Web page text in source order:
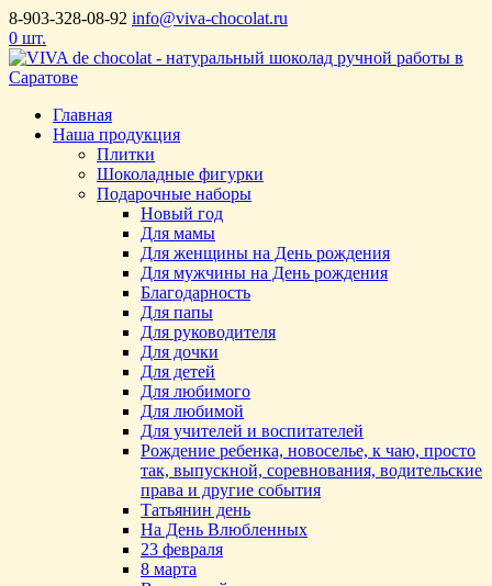
8-903-328-08-92 info@viva-chocolat.ru
0 шт.
Главная
Наша продукция
Плитки
Шоколадные фигурки
Подарочные наборы
Новый год
Для мамы
Для женщины на День рождения
Для мужчины на День рождения
Благодарность
Для папы
Для руководителя
Для дочки
Для детей
Для любимого
Для любимой
Для учителей и воспитателей
Рождение ребенка, новоселье, к чаю, просто
так, выпускной, соревнования, водительские
права и другие события
Татьянин день
На День Влюбленных
23 февраля
8 марта